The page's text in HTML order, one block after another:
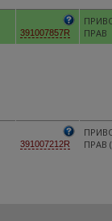
391007857R
ПРАВ
391007212R
ПРАВ